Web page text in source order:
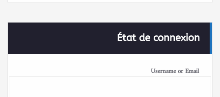
État de connexion
Username or Email